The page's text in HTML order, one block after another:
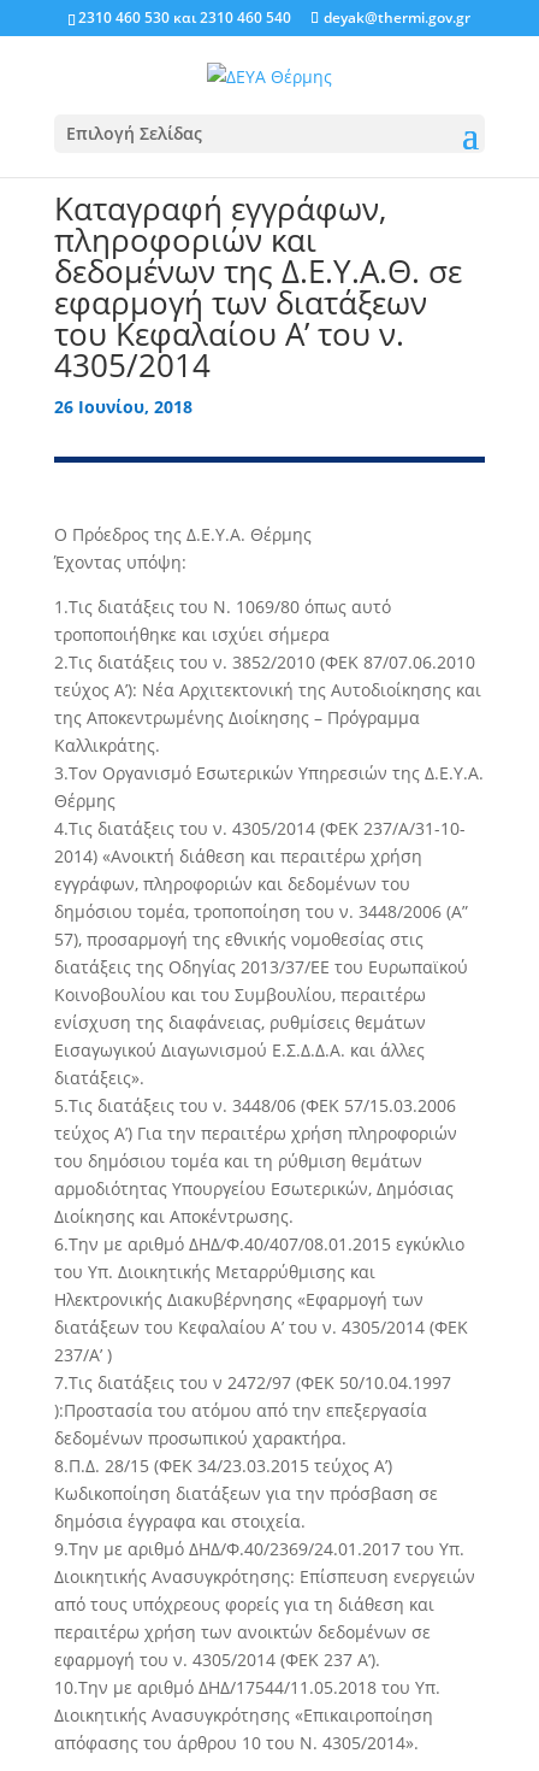
2310 460 530 και2310 460 540 deyak@thermi.gov.gr
Επιλογή Σελίδας
Καταγραφή εγγράφων,
πληροφοριών και
δεδομένων της Δ.Ε.Υ.Α.Θ. σε
εφαρμογή των διατάξεων
του Κεφαλαίου Α’ του ν.
4305/2014
26 Ιουνίου, 2018
Ο Πρόεδρος της Δ.Ε.Υ.Α. Θέρμης
Έχοντας υπόψη:
1.Τις διατάξεις του Ν. 1069/80 όπως αυτό
τροποποιήθηκε και ισχύει σήμερα
2.Τις διατάξεις του ν. 3852/2010 (ΦΕΚ 87/07.06.2010
τεύχος Α’): Νέα Αρχιτεκτονική της Αυτοδιοίκησης και
της Αποκεντρωμένης Διοίκησης – Πρόγραμμα
Καλλικράτης.
3.Τον Οργανισμό Εσωτερικών Υπηρεσιών της Δ.Ε.Υ.Α.
Θέρμης
4.Τις διατάξεις του ν. 4305/2014 (ΦΕΚ 237/Α/31-10-
2014) «Ανοικτή διάθεση και περαιτέρω χρήση
εγγράφων, πληροφοριών και δεδομένων του
δημόσιου τομέα, τροποποίηση του ν. 3448/2006 (Α”
57), προσαρμογή της εθνικής νομοθεσίας στις
διατάξεις της Οδηγίας 2013/37/ΕΕ του Ευρωπαϊκού
Κοινοβουλίου και του Συμβουλίου, περαιτέρω
ενίσχυση της διαφάνειας, ρυθμίσεις θεμάτων
Εισαγωγικού Διαγωνισμού Ε.Σ.Δ.Δ.Α. και άλλες
διατάξεις».
5.Τις διατάξεις του ν. 3448/06 (ΦΕΚ 57/15.03.2006
τεύχος Α’) Για την περαιτέρω χρήση πληροφοριών
του δημόσιου τομέα και τη ρύθμιση θεμάτων
αρμοδιότητας Υπουργείου Εσωτερικών, Δημόσιας
Διοίκησης και Αποκέντρωσης.
6.Την με αριθμό ΔΗΔ/Φ.40/407/08.01.2015 εγκύκλιο
του Υπ. Διοικητικής Μεταρρύθμισης και
Ηλεκτρονικής Διακυβέρνησης «Εφαρμογή των
διατάξεων του Κεφαλαίου Α’ του ν. 4305/2014 (ΦΕΚ
237/Α’ )
7.Τις διατάξεις του ν 2472/97 (ΦΕΚ 50/10.04.1997
):Προστασία του ατόμου από την επεξεργασία
δεδομένων προσωπικού χαρακτήρα.
8.Π.Δ. 28/15 (ΦΕΚ 34/23.03.2015 τεύχος Α’)
Κωδικοποίηση διατάξεων για την πρόσβαση σε
δημόσια έγγραφα και στοιχεία.
9.Την με αριθμό ΔΗΔ/Φ.40/2369/24.01.2017 του Υπ.
Διοικητικής Ανασυγκρότησης: Επίσπευση ενεργειών
από τους υπόχρεους φορείς για τη διάθεση και
περαιτέρω χρήση των ανοικτών δεδομένων σε
εφαρμογή του ν. 4305/2014 (ΦΕΚ 237 Α’).
10.Την με αριθμό ΔΗΔ/17544/11.05.2018 του Υπ.
Διοικητικής Ανασυγκρότησης «Επικαιροποίηση
απόφασης του άρθρου 10 του Ν. 4305/2014».